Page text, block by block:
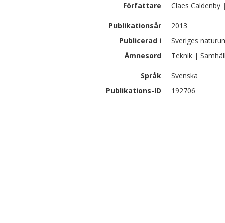
Författare Claes Caldenby
Publikationsår
2013
Publicerad i
Sveriges
Ämnesord
Teknik |
Språk
Svenska
Publikations-ID
192706